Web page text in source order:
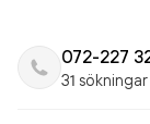
072-227
31 sökningar